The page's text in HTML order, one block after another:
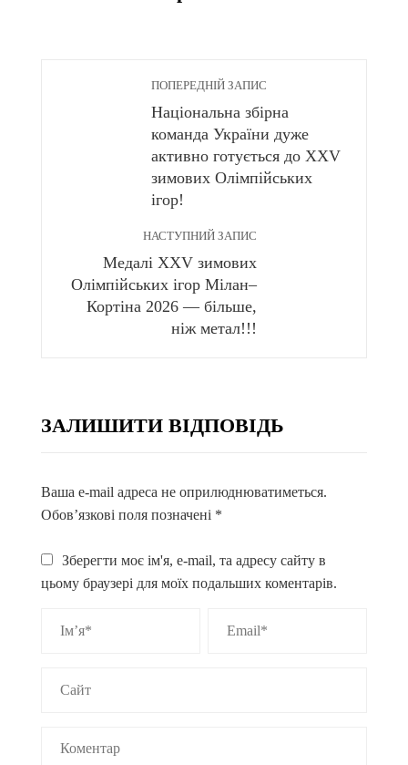
ПОПЕРЕДНІЙ ЗАПИС
Національна збірна
команда України дуже
активно готується до XXV
зимових Олімпійських
ігор!
НАСТУПНИЙ ЗАПИС
Медалі XXV зимових
Олімпійських ігор Мілан–
Кортіна 2026 — більше,
ніж метал!!!
ЗАЛИШИТИ ВІДПОВІДЬ
Ваша e-mail адреса не оприлюднюватиметься.
Обов’язкові поля позначені *
Зберегти моє ім'я, e-mail, та адресу сайту в
цьому браузері для моїх подальших коментарів.